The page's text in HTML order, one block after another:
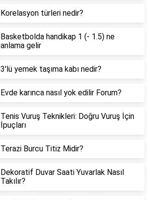
Korelasyon türleri nedir?
Basketbolda handikap 1 (- 1.5) ne
anlama gelir
3'lü yemek taşıma kabı nedir?
Evde karınca nasıl yok edilir Forum?
Tenis Vuruş Teknikleri: Doğru Vuruş İçin
İpuçları
Terazi Burcu Titiz Midir?
Dekoratif Duvar Saati Yuvarlak Nasıl
Takılır?